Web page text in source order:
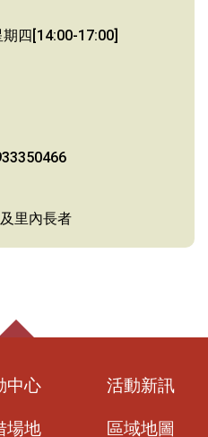
四[14:00-17:00]
里內長者
中心 活動新訊
場地 區域地圖